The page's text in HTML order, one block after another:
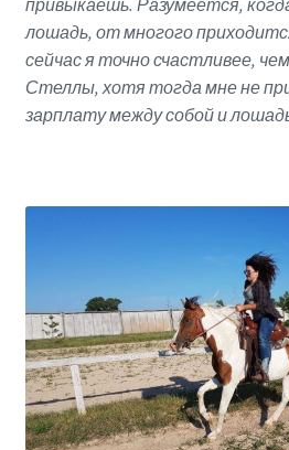
лошадь, от многого
сейчас я точно счастливее,
Стеллы, хотя тогда мне не
зарплату между собой и